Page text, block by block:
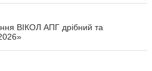
ВІКОЛ АПГ дрібний та